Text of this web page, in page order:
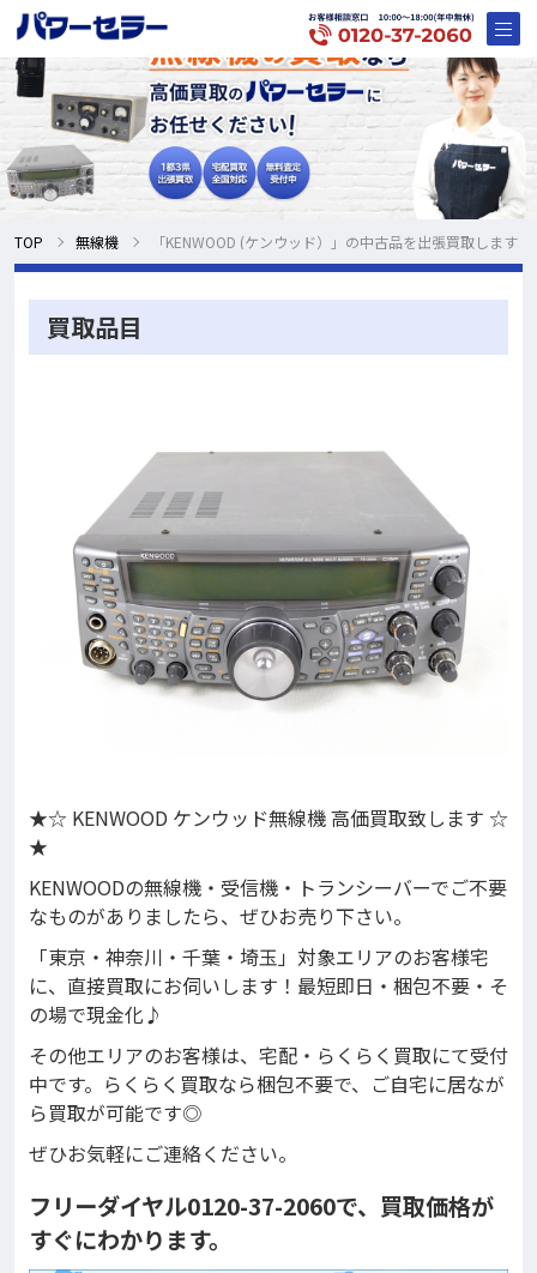
TOP 無線機 「KENWOOD (ケンウッド）」の中古品を出張買取します
買取品目
★☆ KENWOOD ケンウッド無線機 高価買取致します ☆
★
KENWOODの無線機・受信機・トランシーバーでご不要
なものがありましたら、ぜひお売り下さい。
「東京・神奈川・千葉・埼玉」対象エリアのお客様宅
に、直接買取にお伺いします！最短即日・梱包不要・そ
の場で現金化♪
その他エリアのお客様は、宅配・らくらく買取にて受付
中です。らくらく買取なら梱包不要で、ご自宅に居なが
ら買取が可能です◎
ぜひお気軽にご連絡ください。
フリーダイヤル0120-37-2060で、買取価格が
すぐにわかります。